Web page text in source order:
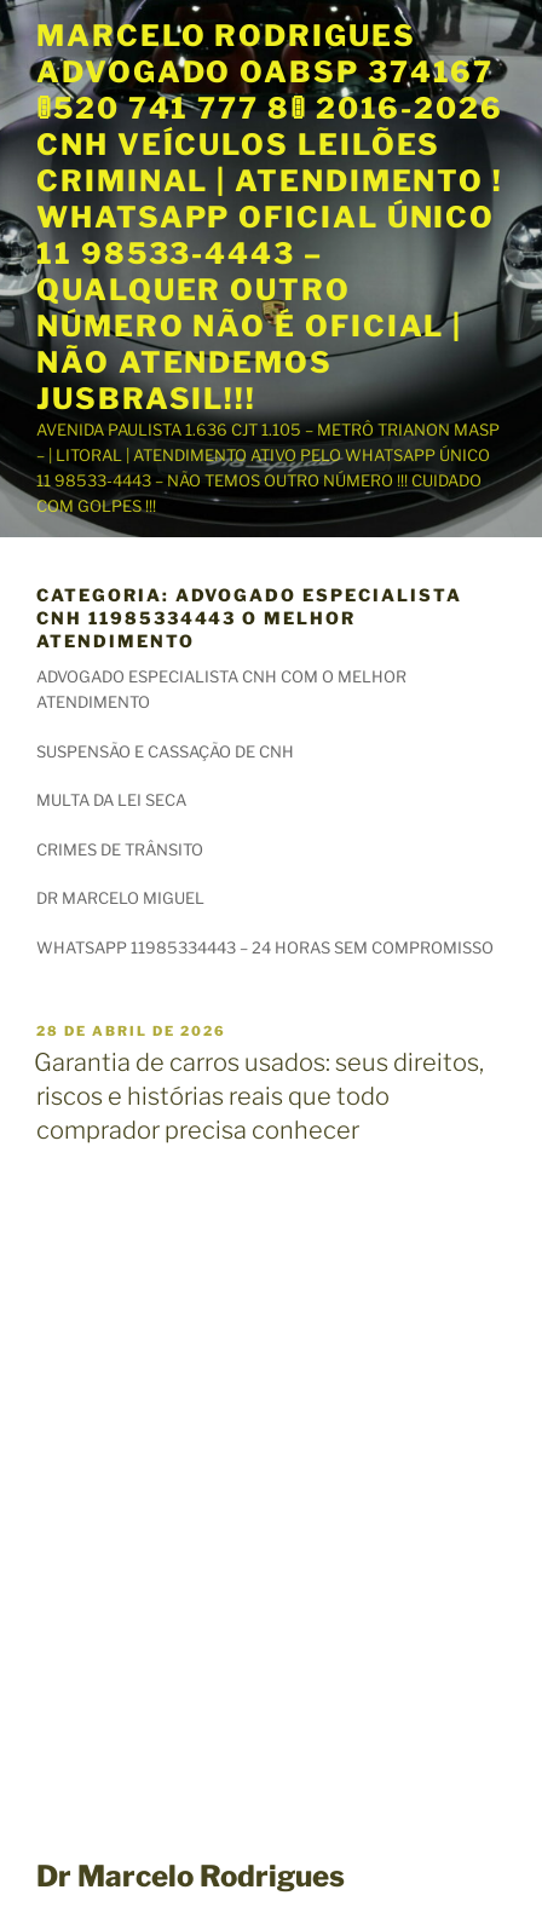
P
u
a
r
r
a
o
c
o
n
t
ú
d
MARCELO RODRIGUES
ADVOGADO OABSP 374167
🚦520 741 777 8🚦 2016-2026
CNH VEÍCULOS LEILÕES
CRIMINAL | ATENDIMENTO !
WHATSAPP OFICIAL ÚNICO
11 98533-4443 –
QUALQUER OUTRO
NÚMERO NÃO É OFICIAL |
NÃO ATENDEMOS
JUSBRASIL!!!
AVENIDA PAULISTA 1.636 CJT 1.105 – METRÔ TRIANON MASP
– | LITORAL | ATENDIMENTO ATIVO PELO WHATSAPP ÚNICO
11 98533-4443 – NÃO TEMOS OUTRO NÚMERO !!! CUIDADO
COM GOLPES !!!
CATEGORIA: ADVOGADO ESPECIALISTA
CNH 11985334443 O MELHOR
ATENDIMENTO
ADVOGADO ESPECIALISTA CNH COM O MELHOR
ATENDIMENTO
SUSPENSÃO E CASSAÇÃO DE CNH
MULTA DA LEI SECA
CRIMES DE TRÂNSITO
DR MARCELO MIGUEL
WHATSAPP 11985334443 – 24 HORAS SEM COMPROMISSO
P
U
B
L
C
28 DE ABRIL DE 2026
Garantia de carros usados: seus direitos,
riscos e histórias reais que todo
comprador precisa conhecer
Dr Marcelo Rodrigues